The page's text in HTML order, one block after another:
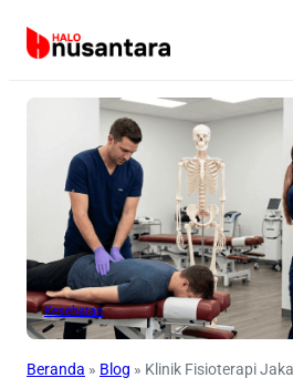
Kesehatan
Beranda » Blog » Klinik Fisioterapi